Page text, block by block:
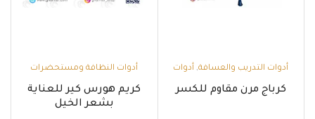
أدوات التدريب والعسافة, أدوات
مستلزمات الفارس
كرباج مرن مقاوم للكسر
أدوات النظافة ومستحضرات
الشامبو وزيوت العناية
كريم هورس كير للعناية
بشعر الخيل